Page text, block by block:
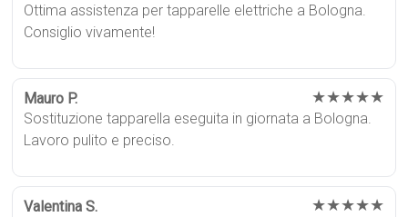
Ottima assistenza per tapparelle elettriche a Bologna.
Consiglio vivamente!
Mauro P. ★★★★★
Sostituzione tapparella eseguita in giornata a Bologna.
Lavoro pulito e preciso.
Valentina S. ★★★★★